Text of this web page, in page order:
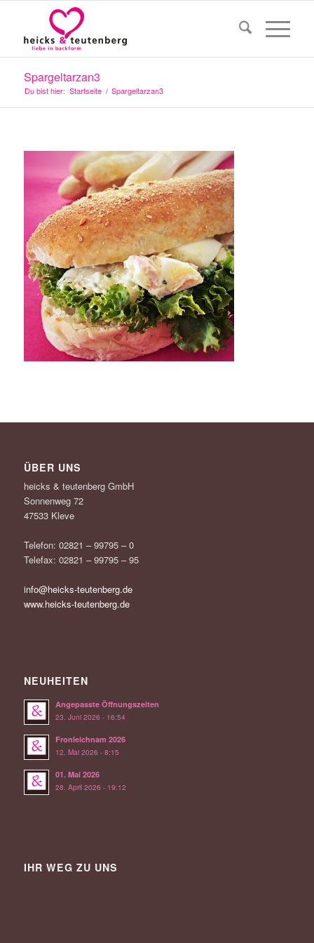
Spargeltarzan3
Du bist hier: Startseite / Spargeltarzan3
ÜBER UNS
heicks & teutenberg GmbH
Sonnenweg 72
47533 Kleve
Telefon: 02821 – 99795 – 0
Telefax: 02821 – 99795 – 95
info@heicks-teutenberg.de
www.heicks-teutenberg.de
NEUHEITEN
Angepasste Öffnungszeiten
23. Juni 2026 - 16:54
Fronleichnam 2026
12. Mai 2026 - 8:15
01. Mai 2026
28. April 2026 - 19:12
IHR WEG ZU UNS